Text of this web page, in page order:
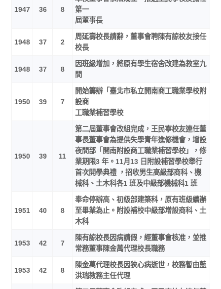
1947 36 8
第一
屆董事長
1948 37 2
周延壽校長請辭，董事會聘陳有諒校友接任
校長
1948 37 8
因班級增加，將原有學生宿舍改建為教室九
間
1950 39 7
開始籌辦「臺北市私立開南商工職業學校附
設商
工職業補習學校
1950 39 11
第二屆董事會改組完成，王民寧校友連任董
事長董事會為提供失學青年進修機會，增設
夜間部「開南附設商工職業補習學校」，修
業期限3 年。11月13 日附設補習學校舉行
首次開學典禮 ，招收男生高級部商科、機
械科、土木科各1 班及中級部機械科1 班
1951 40 8
奉命停辦高、初級部建築科，原有班級續辦
至畢業為止。附設補校中級部增設商科、土
木科
1953 42 7
陳有諒校長因病請假，經董事會核准，並推
常務董事陳金萬代理校長職務
1953 42 8
陳金萬代理校長因狹心病逝世，校務暫由藍
洪瑞教務主任代理